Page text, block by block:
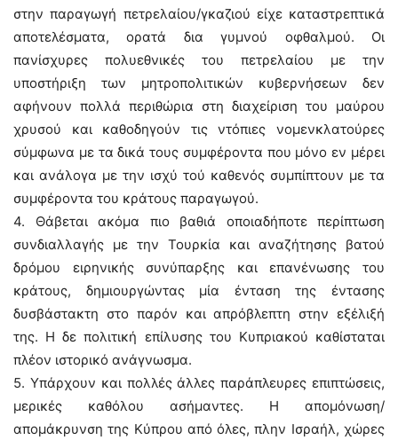
στην παραγωγή πετρελαίου/γκαζιού είχε καταστρεπτικά
αποτελέσματα, ορατά δια γυμνού οφθαλμού. Οι
πανίσχυρες πολυεθνικές του πετρελαίου με την
υποστήριξη των μητροπολιτικών κυβερνήσεων δεν
αφήνουν πολλά περιθώρια στη διαχείριση του μαύρου
χρυσού και καθοδηγούν τις ντόπιες νομενκλατούρες
σύμφωνα με τα δικά τους συμφέροντα που μόνο εν μέρει
και ανάλογα με την ισχύ τού καθενός συμπίπτουν με τα
συμφέροντα του κράτους παραγωγού.
4. Θάβεται ακόμα πιο βαθιά οποιαδήποτε περίπτωση
συνδιαλλαγής με την Τουρκία και αναζήτησης βατού
δρόμου ειρηνικής συνύπαρξης και επανένωσης του
κράτους, δημιουργώντας μία ένταση της έντασης
δυσβάστακτη στο παρόν και απρόβλεπτη στην εξέλιξή
της. Η δε πολιτική επίλυσης του Κυπριακού καθίσταται
πλέον ιστορικό ανάγνωσμα.
5. Υπάρχουν και πολλές άλλες παράπλευρες επιπτώσεις,
μερικές καθόλου ασήμαντες. Η απομόνωση/
απομάκρυνση της Κύπρου από όλες, πλην Ισραήλ, χώρες